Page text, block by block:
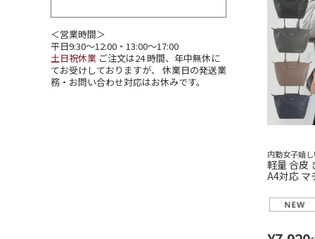
＜営業時間＞
平日9:30～12:00・13:00～17:00
土日祝休業 ご注文は24 時間、年中無休に
てお受けしておりますが、 休業日の発送業
務・お問い合わせ対応はお休みです。
内勤女子嬉
軽量 合皮
A4対応 マ